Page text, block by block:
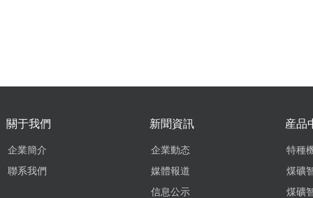
企業簡介
聯系我們
關于我們
企業動态
媒體報道
信息公示
新聞資訊
特種
煤礦
産品